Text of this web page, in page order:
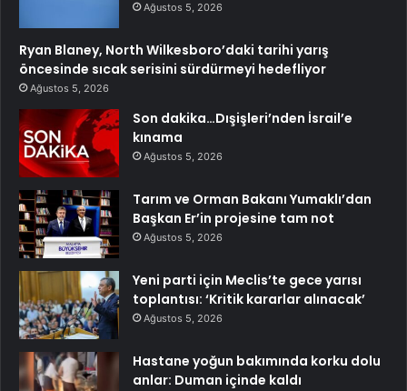
Ağustos 5, 2026
Ryan Blaney, North Wilkesboro’daki tarihi yarış
öncesinde sıcak serisini sürdürmeyi hedefliyor
Ağustos 5, 2026
Son dakika…Dışişleri’nden İsrail’e
kınama
Ağustos 5, 2026
Tarım ve Orman Bakanı Yumaklı’dan
Başkan Er’in projesine tam not
Ağustos 5, 2026
Yeni parti için Meclis’te gece yarısı
toplantısı: ‘Kritik kararlar alınacak’
Ağustos 5, 2026
Hastane yoğun bakımında korku dolu
anlar: Duman içinde kaldı